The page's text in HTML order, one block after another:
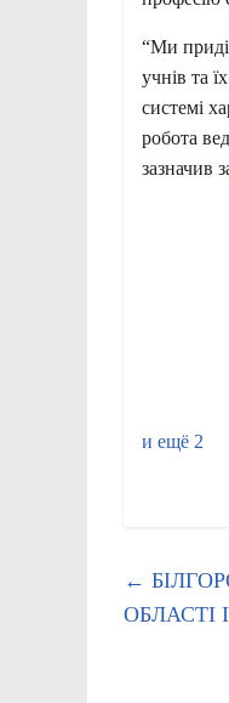
“Ми
учнів та
системі
робота
зазначив
и ещё 2
←
ОБЛАСТІ